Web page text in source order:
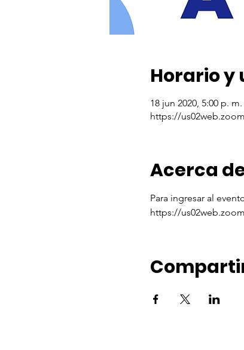
Horario y
18 jun 2020, 5:00 p.
https://
Acerca
Para ingresar al
https://